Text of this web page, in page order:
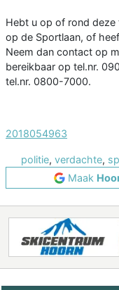
Hebt u op of rond
op de Sportlaan, of
Neem dan contact op
bereikbaar op tel.nr.
tel.nr. 0800-7000.
2018054963
politie, verdachte,
Maak